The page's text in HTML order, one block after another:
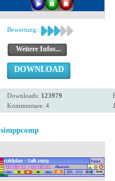
Bewertung:
Weitere Infos...
DOWNLOAD
Downloads: 123979
Kommentare: 4
simppcomp